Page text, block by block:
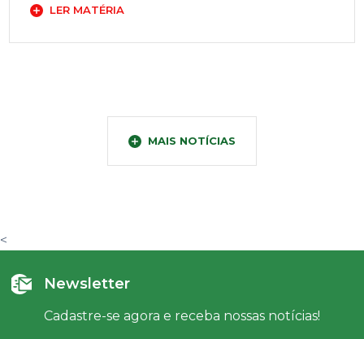
LER MATÉRIA
MAIS NOTÍCIAS
<
Newsletter
Cadastre-se agora e receba nossas notícias!